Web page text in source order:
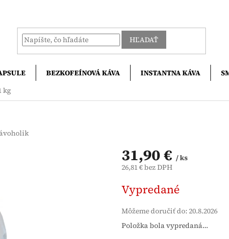
HĽADAŤ
BEZKOFEÍNOVÁ KÁVA INSTANTNA KÁVA
kg
31,90 € / ks
26,81 € bez DPH
cena:
Vypredané
Môžeme doručiť do: 20.8.2026
Položka bola vypredaná…